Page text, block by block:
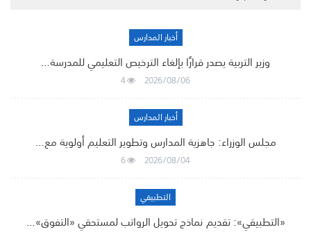
أخبار المدارس
وزير التربية يصدر قرارًا بإلغاء الترخيص التعليمي للمدرسة…
2026/08/06
4
أخبار المدارس
مجلس الوزراء: جاهزية المدارس وتطوير التعليم أولوية مع…
2026/08/04
6
التطبيقي
«التطبيقي»: تقديم نماذج تحويل الرواتب لمستحقي «التفوق»…